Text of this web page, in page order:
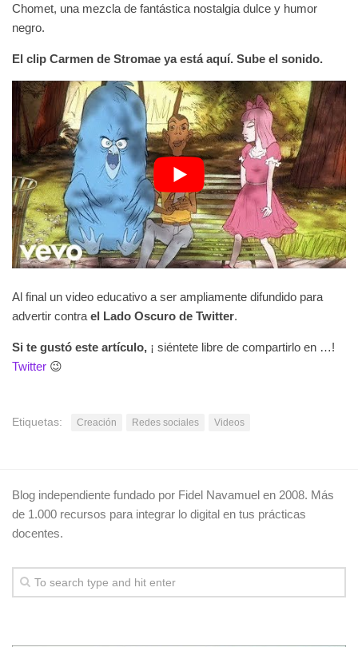
Chomet, una mezcla de fantástica nostalgia dulce y humor
negro.
El clip Carmen de Stromae ya está aquí. Sube el sonido.
Al final un video educativo a ser ampliamente difundido para
advertir contra el Lado Oscuro de Twitter.
Si te gustó este artículo, ¡ siéntete libre de compartirlo en …!
Twitter 😉
Etiquetas: Creación Redes sociales Videos
Blog independiente fundado por Fidel Navamuel en 2008. Más
de 1.000 recursos para integrar lo digital en tus prácticas
docentes.